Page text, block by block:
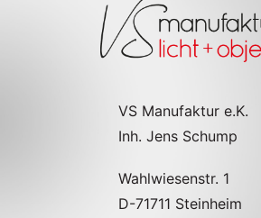
VS Manufaktur e.K.
Inh. Jens Schump
Wahlwiesenstr. 1
D-71711 Steinheim